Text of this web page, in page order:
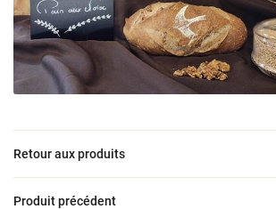
Accueil
produits
locaux
Retour aux produits
Produit précédent